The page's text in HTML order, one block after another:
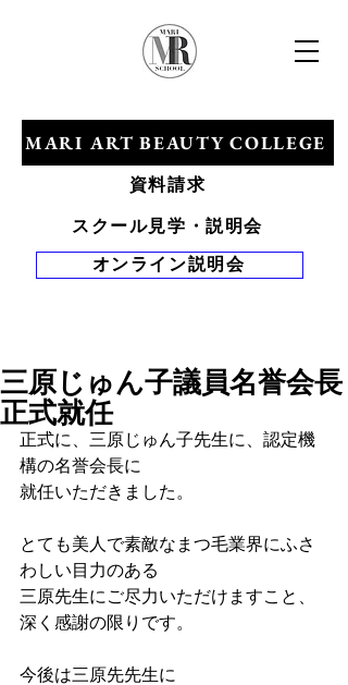
スクール見学・説明会
資料請求
MARI ART BEAUTY COLLEGE
オンライン説明会
三原じゅん子議員名誉会長
正式就任
正式に、三原じゅん子先生に、認定機
構の名誉会長に
就任いただきました。
とても美人で素敵なまつ毛業界にふさ
わしい目力のある
三原先生にご尽力いただけますこと、
深く感謝の限りです。
今後は三原先先生に